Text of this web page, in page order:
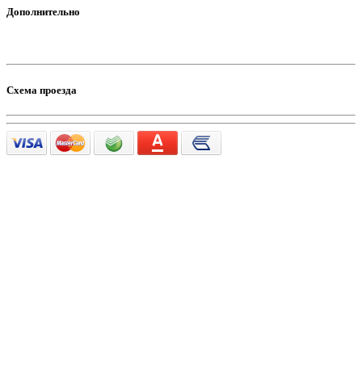
Дополнительно
Схема проезда